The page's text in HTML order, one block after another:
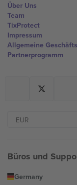
Über Uns
Team
TixProtect
Impressum
Allgemeine
Partnerprogramm
Büros und
Germany